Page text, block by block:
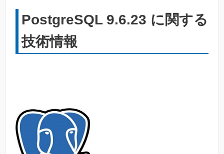
PostgreSQL 9.6.23 に関する
技術情報